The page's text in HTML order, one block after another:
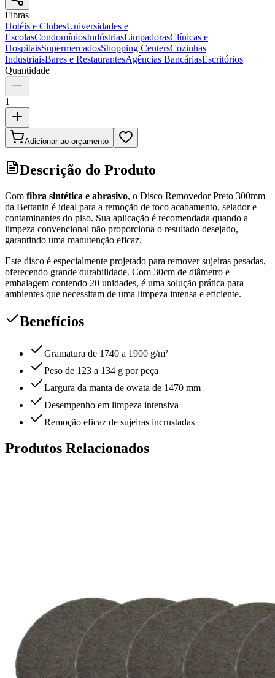
Fibras
Hotéis e ClubesUniversidades e
EscolasCondomíniosIndústriasLimpadorasClínicas e
HospitaisSupermercadosShopping CentersCozinhas
IndustriaisBares e RestaurantesAgências BancáriasEscritórios
Quantidade
1
Adicionar ao orçamento
Descrição do Produto
Com fibra sintética e abrasivo, o Disco Removedor Preto 300mm
da Bettanin é ideal para a remoção de toco acabamento, selador e
contaminantes do piso. Sua aplicação é recomendada quando a
limpeza convencional não proporciona o resultado desejado,
garantindo uma manutenção eficaz.
Este disco é especialmente projetado para remover sujeiras pesadas,
oferecendo grande durabilidade. Com 30cm de diâmetro e
embalagem contendo 20 unidades, é uma solução prática para
ambientes que necessitam de uma limpeza intensa e eficiente.
Benefícios
Gramatura de 1740 a 1900 g/m²
Peso de 123 a 134 g por peça
Largura da manta de owata de 1470 mm
Desempenho em limpeza intensiva
Remoção eficaz de sujeiras incrustadas
Produtos Relacionados